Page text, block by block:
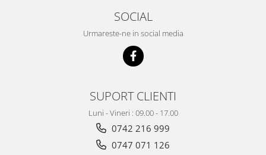
SOCIAL
Urmareste-ne in social media
SUPORT CLIENTI
Luni - Vineri : 09.00 - 17.00
0742 216 999
0747 071 126